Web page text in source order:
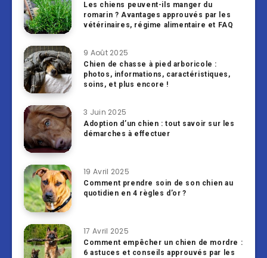
Les chiens peuvent-ils manger du
romarin ? Avantages approuvés par les
vétérinaires, régime alimentaire et FAQ
9 Août 2025
Chien de chasse à pied arboricole :
photos, informations, caractéristiques,
soins, et plus encore !
3 Juin 2025
Adoption d’un chien : tout savoir sur les
démarches à effectuer
19 Avril 2025
Comment prendre soin de son chien au
quotidien en 4 règles d’or ?
17 Avril 2025
Comment empêcher un chien de mordre :
6 astuces et conseils approuvés par les